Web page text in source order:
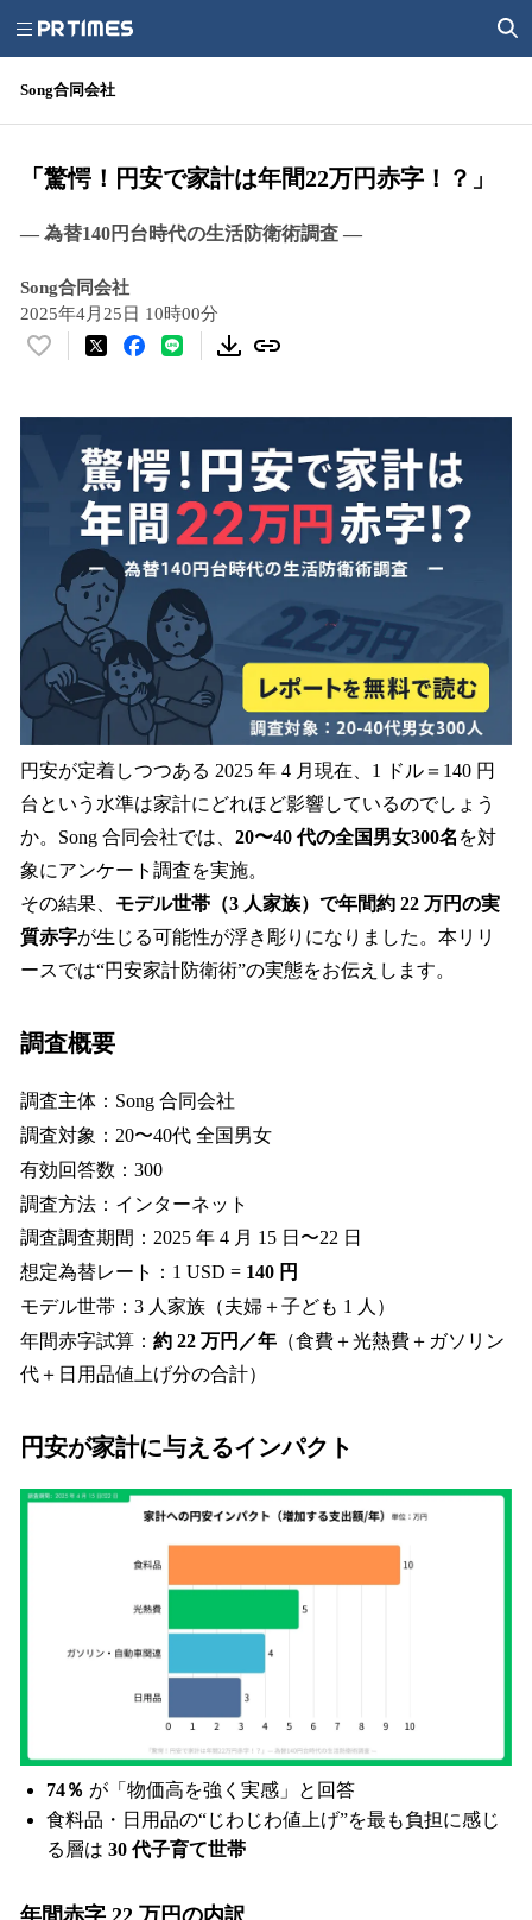
Song合同会社
「驚愕！円安で家計は年間22万円赤字！？」
— 為替140円台時代の生活防衛術調査 —
Song合同会社
2025年4月25日 10時00分
い
み
中
で
す
円安が定着しつつある 2025 年 4 月現在、1 ドル＝140 円
台という水準は家計にどれほど影響しているのでしょう
か。Song 合同会社では、 20〜40 代の全国男女300名 を対
象にアンケート調査を実施。
その結果、 モデル世帯（3 人家族）で年間約 22 万円の実
質赤字が生じる可能性が浮き彫りになりました。本リリ
ースでは“円安家計防衛術”の実態をお伝えします。
調査概要
調査主体：Song 合同会社
調査対象：20〜40代 全国男女
有効回答数：300
調査方法：インターネット
調査調査期間：2025 年 4 月 15 日〜22 日
想定為替レート：1 USD = 140 円
モデル世帯：3 人家族（夫婦＋子ども 1 人）
年間赤字試算： 約 22 万円／年 （食費＋光熱費＋ガソリン
代＋日用品値上げ分の合計）
円安が家計に与えるインパクト
74％ が「物価高を強く実感」と回答
食料品・日用品の“じわじわ値上げ”を最も負担に感じ
る層は 30 代子育て世帯
年間赤字 22 万円の内訳